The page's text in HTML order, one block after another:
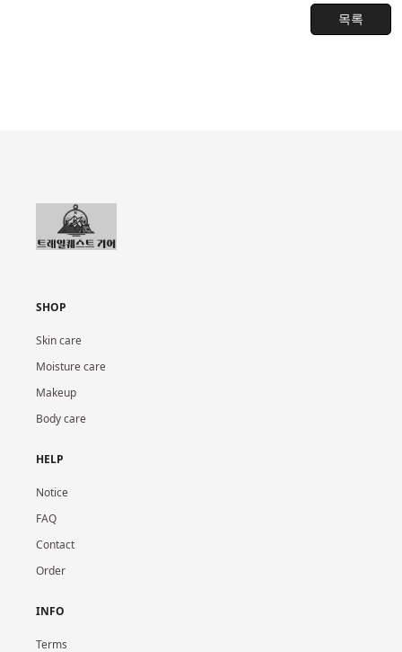
목록
SHOP
Skin care
Moisture care
Makeup
Body care
HELP
Notice
FAQ
Contact
Order
INFO
Terms